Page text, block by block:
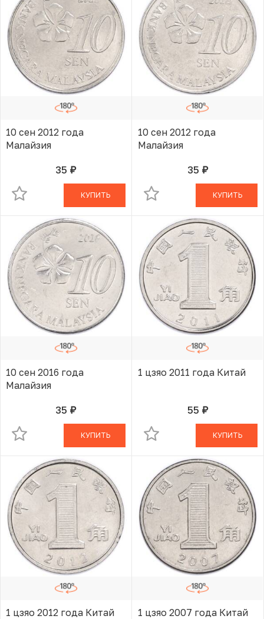
10 сен 2012 года
Малайзия
35 руб.В КОРЗИНЕ
КУПИТЬ
10 сен 2012 года
Малайзия
35 руб.В КОРЗИНЕ
КУПИТЬ
10 сен 2016 года
Малайзия
35 руб.В КОРЗИНЕ
КУПИТЬ
1 цзяо 2011 года Китай
55 руб.В КОРЗИНЕ
КУПИТЬ
1 цзяо 2012 года Китай 1 цзяо 2007 года Китай